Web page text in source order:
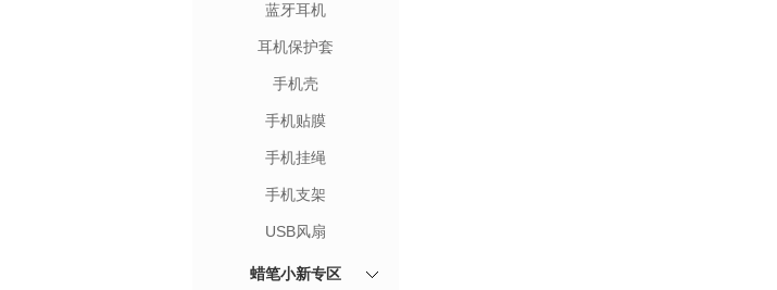
蓝牙耳机
耳机保护套
手机壳
手机贴膜
手机挂绳
手机支架
USB风扇
蜡笔小新专区